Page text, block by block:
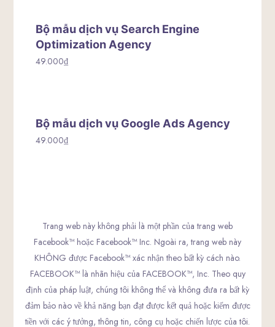
Bộ mẫu dịch vụ Search Engine
Optimization Agency
49.000₫
Bộ mẫu dịch vụ Google Ads Agency
49.000₫
Trang web này không phải là một phần của trang web
Facebook™ hoặc Facebook™ Inc. Ngoài ra, trang web này
KHÔNG được Facebook™ xác nhận theo bất kỳ cách nào.
FACEBOOK™ là nhãn hiệu của FACEBOOK™, Inc. Theo quy
định của pháp luật, chúng tôi không thể và không đưa ra bất kỳ
đảm bảo nào về khả năng bạn đạt được kết quả hoặc kiếm được
tiền với các ý tưởng, thông tin, công cụ hoặc chiến lược của tôi.